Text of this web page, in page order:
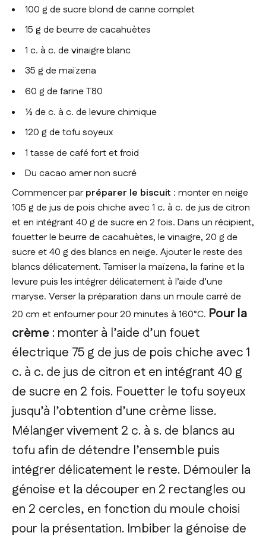
100 g de sucre blond de canne complet
15 g de beurre de cacahuètes
1 c. à c. de vinaigre blanc
35 g de maïzena
60 g de farine T80
½ de c. à c. de levure chimique
120 g de tofu soyeux
1 tasse de café fort et froid
Du cacao amer non sucré
Commencer parpréparer le biscuit : monter en neige
105 g de jus de pois chiche avec 1 c. à c. de jus de citron
et en intégrant 40 g de sucre en 2 fois. Dans un récipient,
fouetter le beurre de cacahuètes, le vinaigre, 20 g de
sucre et 40 g des blancs en neige. Ajouter le reste des
blancs délicatement. Tamiser la maïzena, la farine et la
levure puis les intégrer délicatement à l’aide d’une
maryse. Verser la préparation dans un moule carré de
20 cm et enfourner pour 20 minutes à 160°C. Pour la
crème : monter à l’aide d’un fouet
électrique 75 g de jus de pois chiche avec 1
c. à c. de jus de citron et en intégrant 40 g
de sucre en 2 fois. Fouetter le tofu soyeux
jusqu’à l’obtention d’une crème lisse.
Mélanger vivement 2 c. à s. de blancs au
tofu afin de détendre l’ensemble puis
intégrer délicatement le reste. Démouler la
génoise et la découper en 2 rectangles ou
en 2 cercles, en fonction du moule choisi
pour la présentation. Imbiber la génoise de